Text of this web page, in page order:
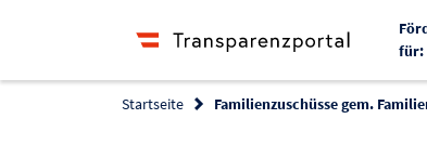
für:
Startseite Familienzuschüsse gem.